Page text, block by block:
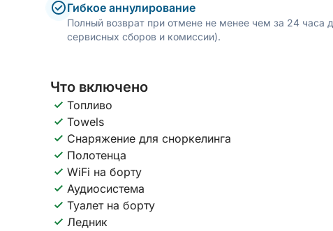
Гибкое аннулирование
Полный возврат при отмене не менее чем за 24 часа
сервисных сборов и комиссии).
Что включено
Топливо
Towels
Снаряжение для сноркелинга
Полотенца
WiFi на борту
Аудиосистема
Туалет на борту
Ледник